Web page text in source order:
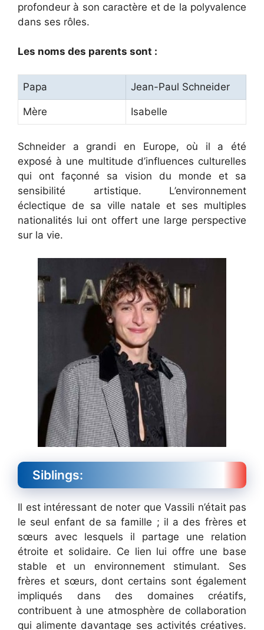
profondeur à son caractère et de la polyvalence
dans ses rôles.
Les noms des parents sont :
Papa Jean-Paul Schneider
Mère Isabelle
Schneider a grandi en Europe, où il a été
exposé à une multitude d’influences culturelles
qui ont façonné sa vision du monde et sa
sensibilité artistique. L’environnement
éclectique de sa ville natale et ses multiples
nationalités lui ont offert une large perspective
sur la vie.
Siblings:
Il est intéressant de noter que Vassili n’était pas
le seul enfant de sa famille ; il a des frères et
sœurs avec lesquels il partage une relation
étroite et solidaire. Ce lien lui offre une base
stable et un environnement stimulant. Ses
frères et sœurs, dont certains sont également
impliqués dans des domaines créatifs,
contribuent à une atmosphère de collaboration
qui alimente davantage ses activités créatives.